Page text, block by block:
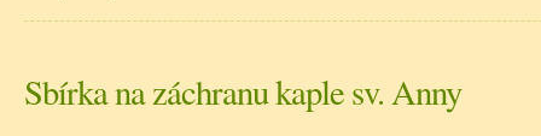
Sbírka na záchranu kaple sv. Anny